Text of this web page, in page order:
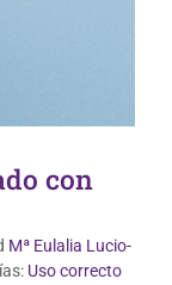
con
Mª Eulalia Lucio-
Uso correcto